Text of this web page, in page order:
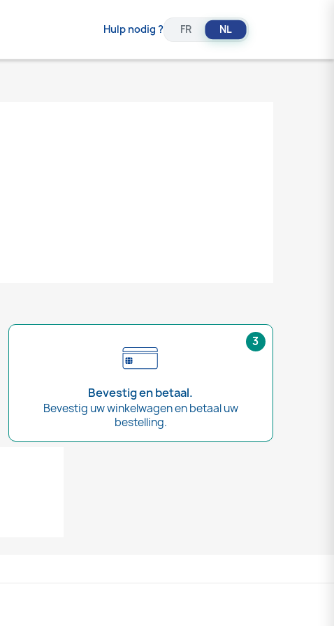
Hulp nodig ? FR NL
3
Bevestig en betaal.
Bevestig uw winkelwagen en betaal uw
bestelling.